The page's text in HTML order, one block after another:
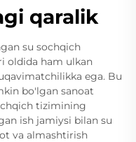
qaralik
su sochqich
oldida ham ulkan
ega. Bu
bo'lgan sanoat
tizimining
ish jamiysi bilan su
va almashtirish